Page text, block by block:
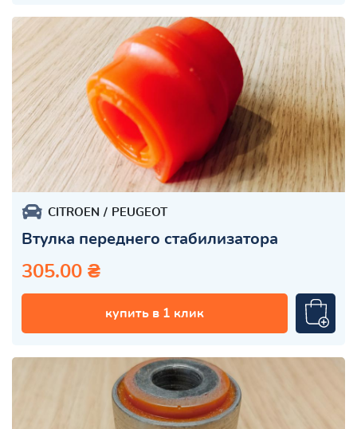
CITROEN PEUGEOT
Втулка переднего стабилизатора
305.00 ₴
купить в 1 клик